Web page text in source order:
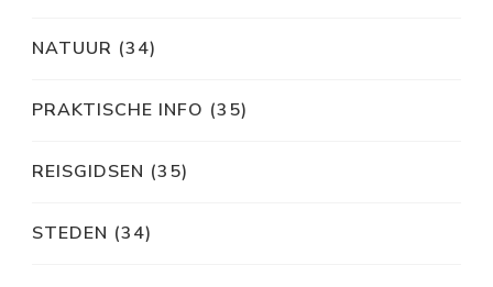
NATUUR (34)
PRAKTISCHE INFO (35)
REISGIDSEN (35)
STEDEN (34)